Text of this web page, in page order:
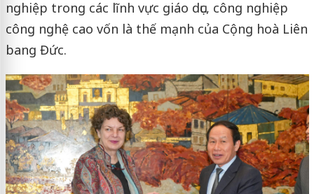
nghiệp trong các lĩnh vực giáo dục, công nghiệp
công nghệ cao vốn là thế mạnh của Cộng hoà Liên
bang Đức.